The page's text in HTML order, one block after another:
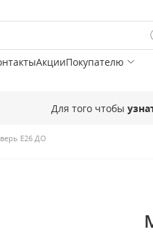
АкцииПокупателю
Для того чтобы
E26 ДО